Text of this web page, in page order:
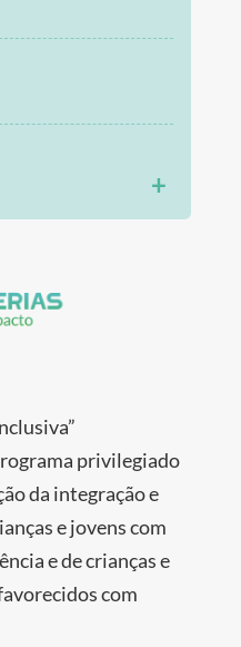
+
privilegiado
da integração e
e jovens com
e de crianças e
com